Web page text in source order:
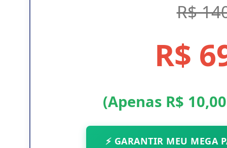
R$
R$
(Apenas R$
⚡ GARANTIR MEU MEGA